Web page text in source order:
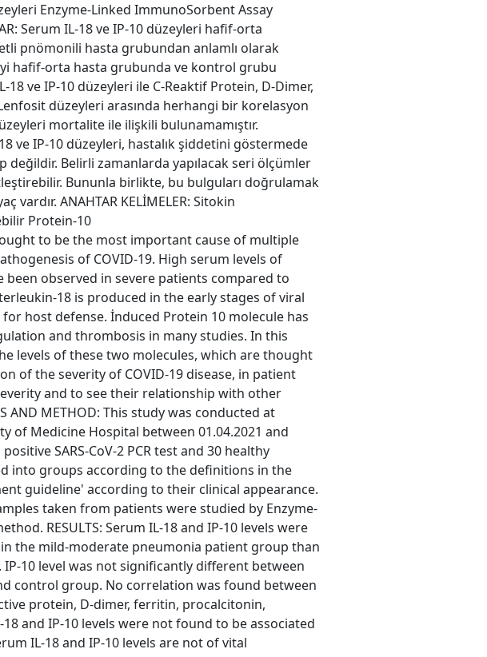
Enzyme-Linked ImmunoSorbent Assay
Serum IL-18 ve IP-10 düzeyleri hafif-orta
pnömonili hasta grubundan anlamlı olarak
hafif-orta hasta grubunda ve kontrol grubu
18 ve IP-10 düzeyleri ile C-Reaktif Protein, D-Dimer,
düzeyleri arasında herhangi bir korelasyon
mortalite ile ilişkili bulunamamıştır.
18 ve IP-10 düzeyleri, hastalık şiddetini göstermede
değildir. Belirli zamanlarda yapılacak seri ölçümler
Bununla birlikte, bu bulguları doğrulamak
vardır. ANAHTAR KELİMELER: Sitokin
Protein-10
to be the most important cause of multiple
of COVID-19. High serum levels of
observed in severe patients compared to
18 is produced in the early stages of viral
host defense. İnduced Protein 10 molecule has
and thrombosis in many studies. In this
levels of these two molecules, which are thought
of the severity of COVID-19 disease, in patient
and to see their relationship with other
AND METHOD: This study was conducted at
of Medicine Hospital between 01.04.2021 and
SARS-CoV-2 PCR test and 30 healthy
into groups according to the definitions in the
guideline' according to their clinical appearance.
taken from patients were studied by Enzyme-
RESULTS: Serum IL-18 and IP-10 levels were
the mild-moderate pneumonia patient group than
10 level was not significantly different between
control group. No correlation was found between
protein, D-dimer, ferritin, procalcitonin,
and IP-10 levels were not found to be associated
IL-18 and IP-10 levels are not of vital